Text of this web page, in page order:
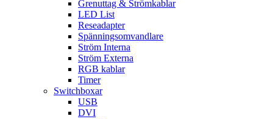
Grenuttag & Strömkablar
LED List
Reseadapter
Spänningsomvandlare
Ström Interna
Ström Externa
RGB kablar
Timer
Switchboxar
USB
DVI